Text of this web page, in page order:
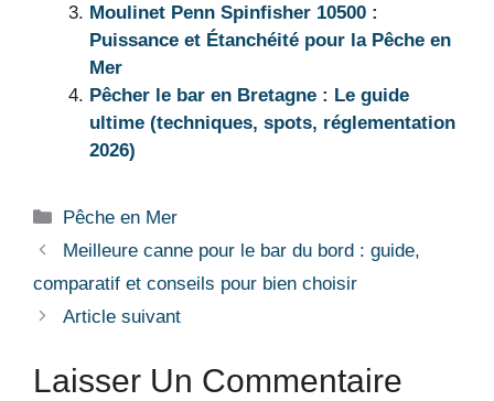
Moulinet Penn Spinfisher 10500 :
Puissance et Étanchéité pour la Pêche en
Mer
Pêcher le bar en Bretagne : Le guide
ultime (techniques, spots, réglementation
2026)
Catégories
Pêche en Mer
Meilleure canne pour le bar du bord : guide,
comparatif et conseils pour bien choisir
Article suivant
Laisser Un Commentaire